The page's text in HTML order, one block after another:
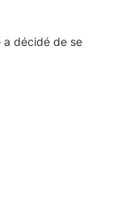
a décidé de se